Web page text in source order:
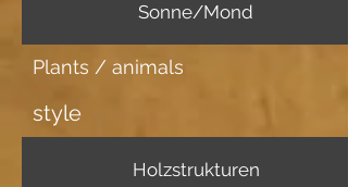
Sonne/Mond
Plants / animals
style
Holzstrukturen